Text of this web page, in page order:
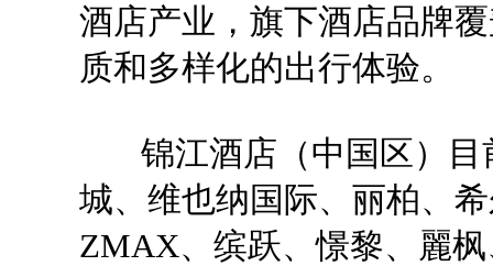
酒店产业，旗下酒店品牌
质和多样化的出行体验。
锦江酒店（中国区）目
城、维也纳国际、丽柏、
ZMAX、缤跃、憬黎、麗